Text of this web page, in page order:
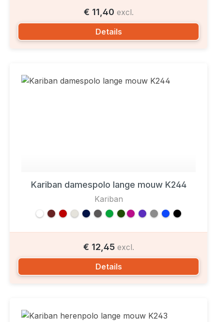
€ 11,40 excl.
Details
Kariban damespolo lange mouw K244
Kariban
€ 12,45 excl.
Details